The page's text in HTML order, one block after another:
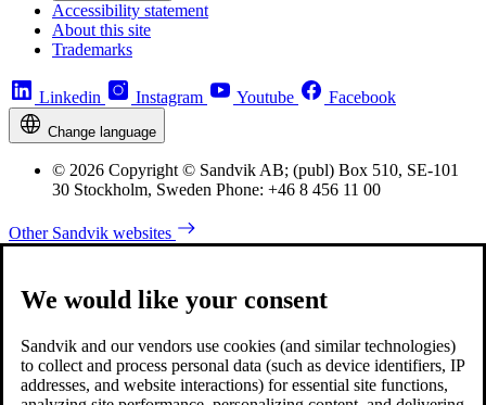
Accessibility statement
About this site
Trademarks
Linkedin Instagram Youtube Facebook
Change language
© 2026 Copyright © Sandvik AB; (publ) Box 510, SE-101
30 Stockholm, Sweden Phone: +46 8 456 11 00
Other Sandvik websites
We would like your consent
Sandvik and our vendors use cookies (and similar technologies)
to collect and process personal data (such as device identifiers, IP
addresses, and website interactions) for essential site functions,